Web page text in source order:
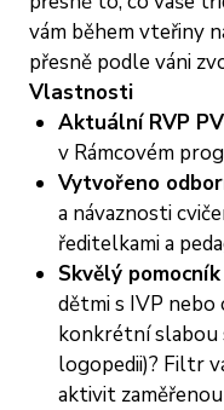
vám během vteřiny
přesně podle váni
Vlastnosti
Aktuální RVP
v Rámcovém
Vytvořeno
a návaznosti
ředitelkami a
Skvělý
dětmi s IVP
konkrétní
logopedii)? Filtr
aktivit